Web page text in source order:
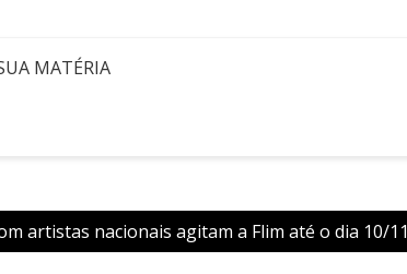
MATÉRIA
artistas nacionais agitam a Flim até o dia 10/11